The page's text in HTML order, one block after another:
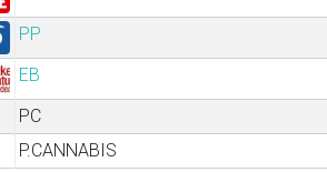
PP
EB
PC
P.CANNABIS